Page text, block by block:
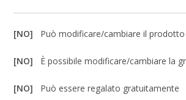
[NO] Può modificare/cambiare il prodotto
[NO] È possibile modificare/cambiare la
[NO] Può essere regalato gratuitamente